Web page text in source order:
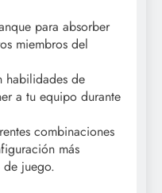
para absorber
miembros del
habilidades de
a tu equipo durante
combinaciones
más
juego.